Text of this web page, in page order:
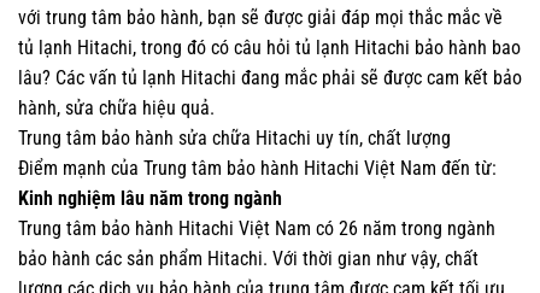
với trung tâm bảo hành, bạn sẽ được giải đáp mọi thắc mắc về
tủ lạnh Hitachi, trong đó có câu hỏi tủ lạnh Hitachi bảo hành bao
lâu? Các vấn tủ lạnh Hitachi đang mắc phải sẽ được cam kết bảo
hành, sửa chữa hiệu quả.
Trung tâm bảo hành sửa chữa Hitachi uy tín, chất lượng
Điểm mạnh của Trung tâm bảo hành Hitachi Việt Nam đến từ:
Kinh nghiệm lâu năm trong ngành
Trung tâm bảo hành Hitachi Việt Nam có 26 năm trong ngành
bảo hành các sản phẩm Hitachi. Với thời gian như vậy, chất